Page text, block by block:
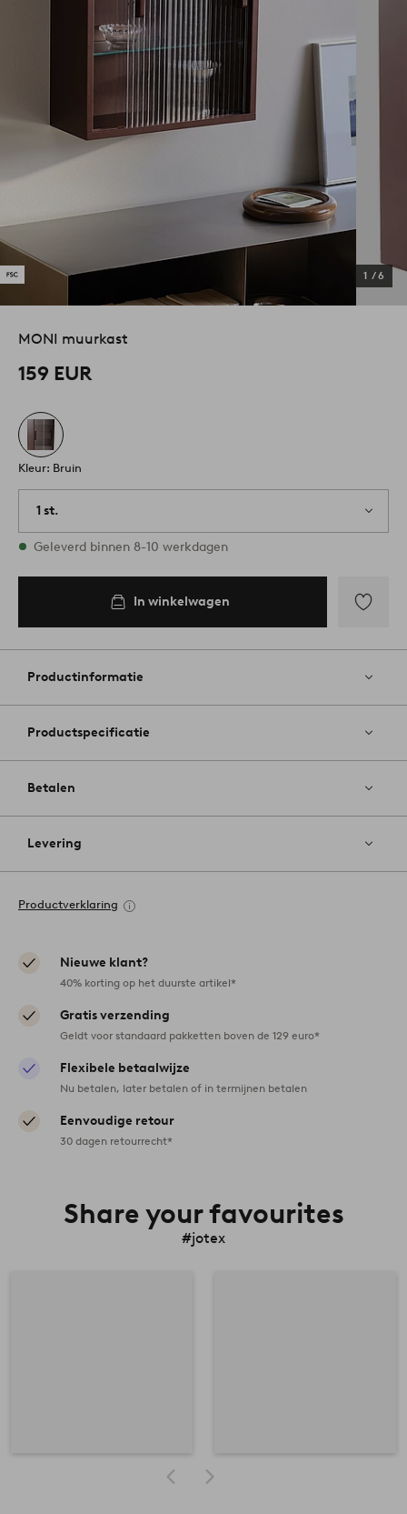
1 /6
MONI muurkast
159 EUR
Kleur: Bruin
1 st.
Op voorraad
Geleverd binnen 8-10 werkdagen
In winkelwagen
aan
Productinformatie
Productspecificatie
Betalen
Levering
Productverklaring
Nieuwe klant?
40% korting op het duurste artikel*
Gratis verzending
Geldt voor standaard pakketten boven de 129 euro*
Flexibele betaalwijze
Nu betalen, later betalen of in termijnen betalen
Eenvoudige retour
30 dagen retourrecht*
Share your favourites
#jotex